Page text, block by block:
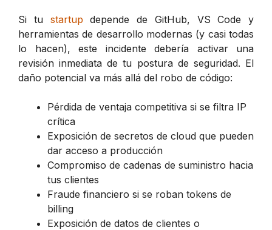
Si tu startup depende de GitHub, VS Code y
herramientas de desarrollo modernas (y casi todas
lo hacen), este incidente debería activar una
revisión inmediata de tu postura de seguridad. El
daño potencial va más allá del robo de código:
Pérdida de ventaja competitiva si se filtra IP
crítica
Exposición de secretos de cloud que pueden
dar acceso a producción
Compromiso de cadenas de suministro hacia
tus clientes
Fraude financiero si se roban tokens de
billing
Exposición de datos de clientes o